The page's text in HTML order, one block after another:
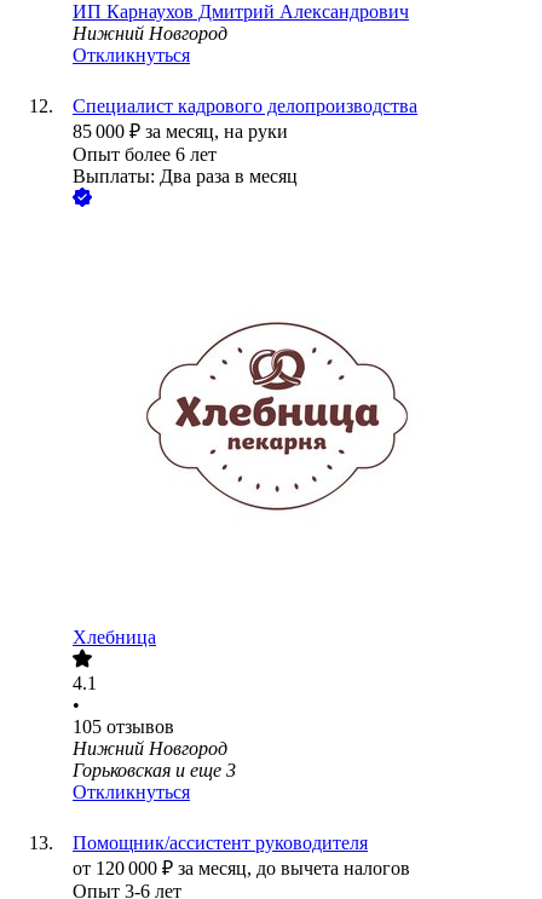
ИП Карнаухов Дмитрий Александрович
Нижний Новгород
Откликнуться
Специалист кадрового делопроизводства
85 000 ₽ за месяц, на руки
Опыт более 6 лет
Выплаты: Два раза в месяц
Хлебница
4.1
•
105 отзывов
Нижний Новгород
Горьковская и еще 3
Откликнуться
Помощник/ассистент руководителя
от 120 000 ₽ за месяц, до вычета налогов
Опыт 3-6 лет